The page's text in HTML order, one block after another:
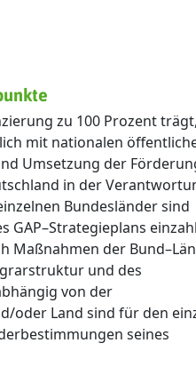
zu 100 Prozent trägt,
mit nationalen
Umsetzung der
in der
Bundesländer sind
GAP–Strategieplans
Maßnahmen der
und des
von der
oder Land sind für den
seines